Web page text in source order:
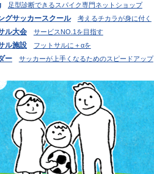
足型診断できるスパイク専門ネットショップ
グサッカースクール 考えるチカラが身に付く
ル大会 サービスNO.1を目指す
ル施設 フットサルに＋αを
ー サッカーが上手くなるためのスピードアップ